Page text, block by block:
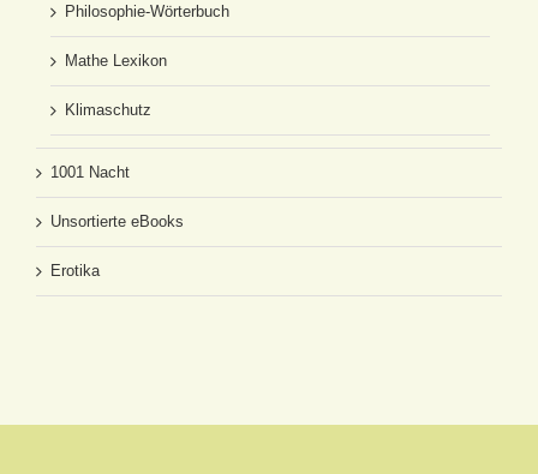
Philosophie-Wörterbuch
Mathe Lexikon
Klimaschutz
1001 Nacht
Unsortierte eBooks
Erotika